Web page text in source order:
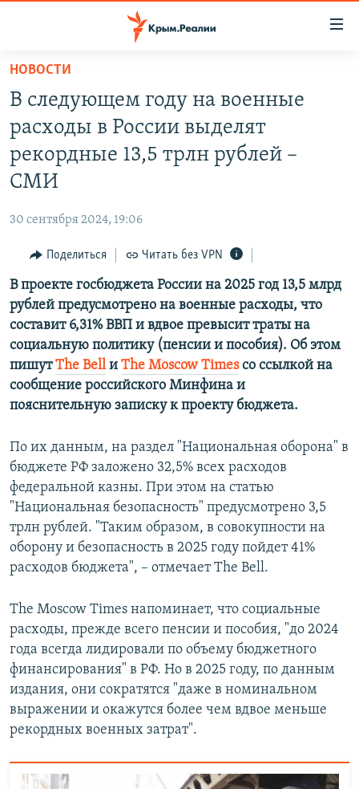
Вернуться
основному
содержанию
Вернутся
главной
Вернутся
поиску
СПЕЦПРОЕКТЫ
КАРТА ВОЕННЫХ ОБЪЕКТОВ КРЫМА
ВОДА
ИСТОРИЯ
ИНТЕРАКТИВ
ИНФОГРАФИКА
ТЕЛЕПРОЕКТ КРЫМ.РЕАЛИИ
СОВЕТЫ ПРАВОЗАЩИТНИКОВ
ПРОПАВШИЕ БЕЗ ВЕСТИ
ПОБЕДИТЕЛЕЙ НЕ СУДЯТ?
КРЫМ.НЕПОКОРЕННЫЙ
УКРАИНСКАЯ ПРОБЛЕМА КРЫМА
РАДІО СВОБОДА
КАК ОБОЙТИ БЛОКИРОВКУ
Українською
Qırımtatar
ПРИСОЕДИНЯЙТЕСЬ!
Все сайты RFE/RL
НОВОСТИ
В следующем году на военные
расходы в России выделят
рекордные 13,5 трлн рублей –
СМИ
30 сентября 2024, 19:06
Поделиться Читать без VPN
В проекте госбюджета России на 2025 год 13,5 млрд
рублей предусмотрено на военные расходы, что
составит 6,31% ВВП и вдвое превысит траты на
социальную политику (пенсии и пособия). Об этом
пишутThe Bellи The Moscow Timesсо ссылкой на
сообщение российского Минфина и
пояснительную записку к проекту бюджета.
По их данным, на раздел "Национальная оборона" в
бюджете РФ заложено 32,5% всех расходов
федеральной казны. При этом на статью
"Национальная безопасность" предусмотрено 3,5
трлн рублей. "Таким образом, в совокупности на
оборону и безопасность в 2025 году пойдет 41%
расходов бюджета", – отмечает The Bell.
The Moscow Times напоминает, что социальные
расходы, прежде всего пенсии и пособия, "до 2024
года всегда лидировали по объему бюджетного
финансирования" в РФ. Но в 2025 году, по данным
издания, они сократятся "даже в номинальном
выражении и окажутся более чем вдвое меньше
рекордных военных затрат".